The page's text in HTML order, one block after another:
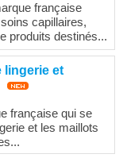
française
capillaires,
produits destinés...
lingerie et
française qui se
et les maillots